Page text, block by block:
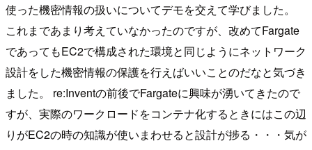
使った機密情報の扱いについてデモを交えて学びました。
これまであまり考えていなかったのですが、改めてFargate
であってもEC2で構成された環境と同じようにネットワーク
設計をした機密情報の保護を行えばいいことのだなと気づき
ました。 re:Inventの前後でFargateに興味が湧いてきたので
すが、実際のワークロードをコンテナ化するときにはこの辺
りがEC2の時の知識が使いまわせると設計が捗る・・・気が